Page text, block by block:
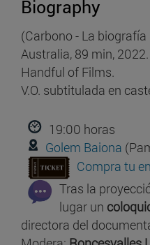
Biography
(Carbono - La
Australia, 89 min,
Handful of Films.
V.O. subtitulada en
19:00 horas
Golem Baiona
Compra tu
Tras la
lugar un
directora del